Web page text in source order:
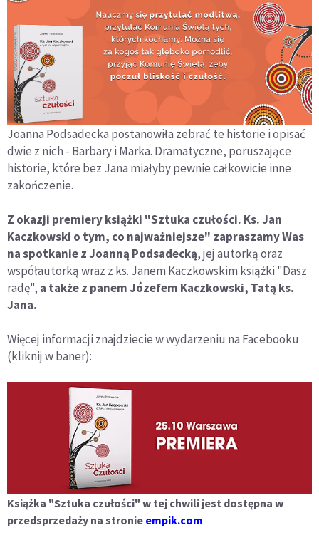
Joanna Podsadecka postanowiła zebrać te historie i opisać
dwie z nich - Barbary i Marka. Dramatyczne, poruszające
historie, które bez Jana miałyby pewnie całkowicie inne
zakończenie.
Z okazji premiery książki "Sztuka czułości. Ks. Jan
Kaczkowski o tym, co najważniejsze" zapraszamy Was
na spotkanie z Joanną Podsadecką, jej autorką oraz
współautorką wraz z ks. Janem Kaczkowskim książki "Dasz
radę", a także z panem Józefem Kaczkowski, Tatą ks.
Jana.
Więcej informacji znajdziecie w wydarzeniu na Facebooku
(kliknij w baner):
Książka "Sztuka czułości" w tej chwili jest dostępna w
przedsprzedaży na stronie empik.com